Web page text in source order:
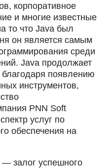
корпоративное
и многие известные
то что Java был
он является самым
среди
Java продолжает
благодаря появлению
инструментов,
PNN Soft
услуг по
обеспечения на
залог успешного